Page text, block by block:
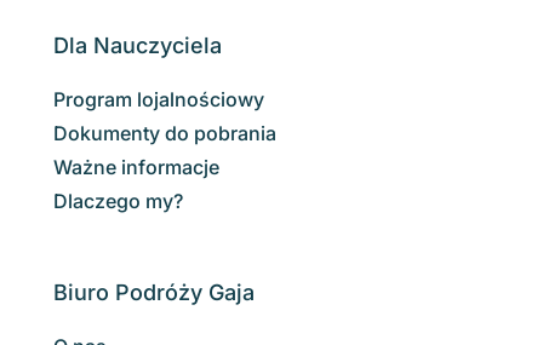
Dla Nauczyciela
Program lojalnościowy
Dokumenty do pobrania
Ważne informacje
Dlaczego my?
Biuro Podróży Gaja